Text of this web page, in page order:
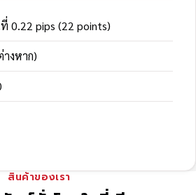
0.22 pips (22 points)
งหาก)
สินค้าของเรา